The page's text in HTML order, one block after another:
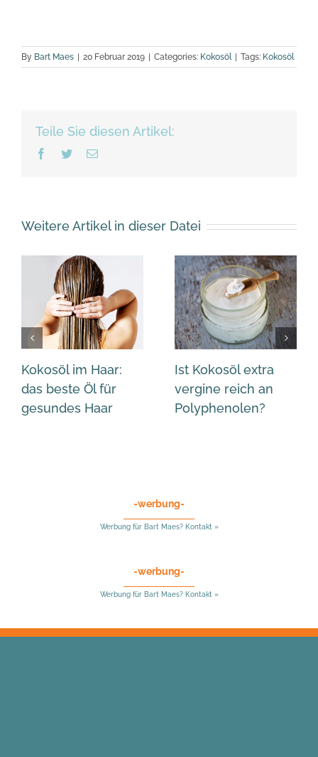
By Bart Maes 20 Februar 2019 Categories: Kokosöl Tags: Kokosöl
Teile Sie diesen Artikel:
Facebook
TwitterEmail
Weitere Artikel in dieser Datei
Kokosöl im Haar:
das beste Öl für
gesundes Haar
Ist Kokosöl extra
vergine reich an
Polyphenolen?
-werbung-
Werbung für Bart Maes? Kontakt »
-werbung-
Werbung für Bart Maes? Kontakt »